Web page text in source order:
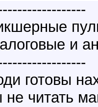
и
готовы
не читать